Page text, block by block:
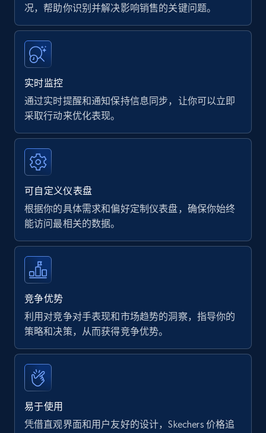
况，帮助你识别并解决影响销售的关键问题。
实时监控
通过实时提醒和通知保持信息同步，让你可以立即
采取行动来优化表现。
可自定义仪表盘
根据你的具体需求和偏好定制仪表盘，确保你始终
能访问最相关的数据。
竞争优势
利用对竞争对手表现和市场趋势的洞察，指导你的
策略和决策，从而获得竞争优势。
易于使用
凭借直观界面和用户友好的设计，Skechers 价格追